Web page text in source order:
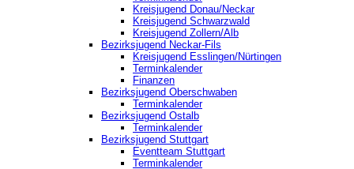
Kreisjugend Donau/Neckar
Kreisjugend Schwarzwald
Kreisjugend Zollern/Alb
Bezirksjugend Neckar-Fils
Kreisjugend ‎Esslingen/Nürtingen
Terminkalender
Finanzen
Bezirksjugend Oberschwaben
Terminkalender
Bezirksjugend Ostalb
Terminkalender
Bezirksjugend Stuttgart
‎Eventteam Stuttgart
Terminkalender